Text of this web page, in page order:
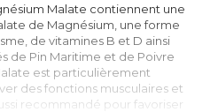
Malate contiennent une
de Magnésium, une forme
de vitamines B et D ainsi
de Pin Maritime et de Poivre
est particulièrement
des fonctions musculaires et
recommandé pour favoriser